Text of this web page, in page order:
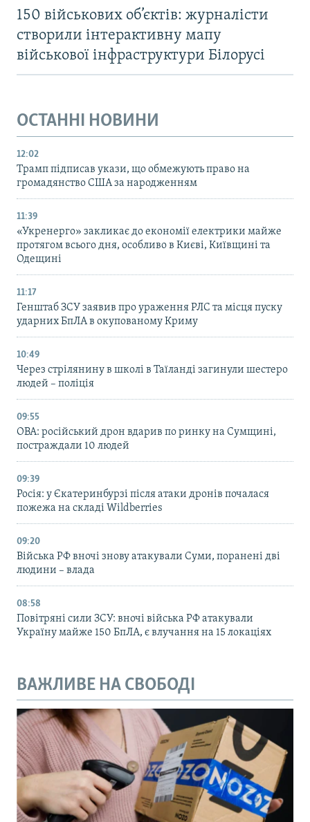
150 військових об’єктів: журналісти
створили інтерактивну мапу
військової інфраструктури Білорусі
ОСТАННІ НОВИНИ
12:02
Трамп підписав укази, що обмежують право на
громадянство США за народженням
11:39
«Укренерго» закликає до економії електрики майже
протягом всього дня, особливо в Києві, Київщині та
Одещині
11:17
Генштаб ЗСУ заявив про ураження РЛС та місця пуску
ударних БпЛА в окупованому Криму
10:49
Через стрілянину в школі в Таїланді загинули шестеро
людей – поліція
09:55
ОВА: російський дрон вдарив по ринку на Сумщині,
постраждали 10 людей
09:39
Росія: у Єкатеринбурзі після атаки дронів почалася
пожежа на складі Wildberries
09:20
Війська РФ вночі знову атакували Суми, поранені дві
людини – влада
08:58
Повітряні сили ЗСУ: вночі війська РФ атакували
Україну майже 150 БпЛА, є влучання на 15 локаціях
ВАЖЛИВЕ НА СВОБОДІ